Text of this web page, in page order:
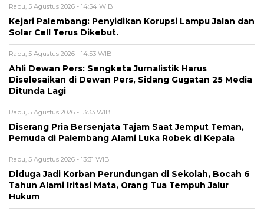
Rabu, 5 Agustus 2026 - 14:54 WIB
Kejari Palembang: Penyidikan Korupsi Lampu Jalan dan
Solar Cell Terus Dikebut.
Rabu, 5 Agustus 2026 - 14:53 WIB
Ahli Dewan Pers: Sengketa Jurnalistik Harus
Diselesaikan di Dewan Pers, Sidang Gugatan 25 Media
Ditunda Lagi
Rabu, 5 Agustus 2026 - 13:33 WIB
Diserang Pria Bersenjata Tajam Saat Jemput Teman,
Pemuda di Palembang Alami Luka Robek di Kepala
Rabu, 5 Agustus 2026 - 13:31 WIB
Diduga Jadi Korban Perundungan di Sekolah, Bocah 6
Tahun Alami Iritasi Mata, Orang Tua Tempuh Jalur
Hukum